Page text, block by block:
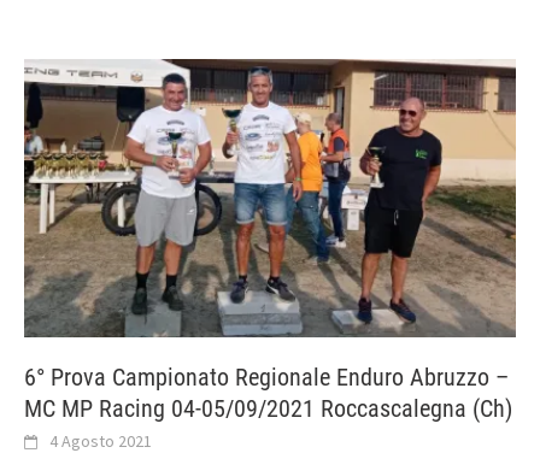
6° Prova Campionato Regionale Enduro Abruzzo –
MC MP Racing 04-05/09/2021 Roccascalegna (Ch)
4 Agosto 2021